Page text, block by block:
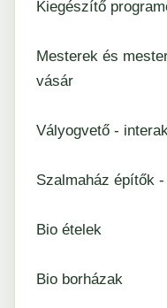
Kiegészítő
Mesterek és
vásár
Vályogvető -
Szalmaház építők
Bio ételek
Bio borházak